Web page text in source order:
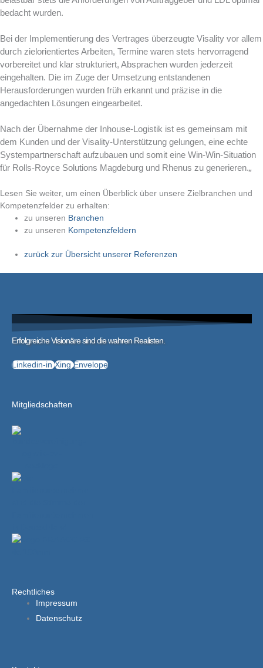
bedacht wurden.
Bei der Implementierung des Vertrages überzeugte Visality vor allem
durch zielorientiertes Arbeiten, Termine waren stets hervorragend
vorbereitet und klar strukturiert, Absprachen wurden jederzeit
eingehalten. Die im Zuge der Umsetzung entstandenen
Herausforderungen wurden früh erkannt und präzise in die
angedachten Lösungen eingearbeitet.
Nach der Übernahme der Inhouse-Logistik ist es gemeinsam mit
dem Kunden und der Visality-Unterstützung gelungen, eine echte
Systempartnerschaft aufzubauen und somit eine Win-Win-Situation
für Rolls-Royce Solutions Magdeburg und Rhenus zu generieren.„
Lesen Sie weiter, um einen Überblick über unsere Zielbranchen und
Kompetenzfelder zu erhalten:
zu unseren Branchen
zu unseren Kompetenzfeldern
zurück zur Übersicht unserer Referenzen
Erfolgreiche Visionäre sind die wahren Realisten.
Linkedin-in Xing Envelope
Mitgliedschaften
Rechtliches
Impressum
Datenschutz